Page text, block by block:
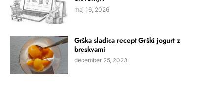
maj 16, 2026
Grška sladica recept Grški jogurt z
breskvami
december 25, 2023